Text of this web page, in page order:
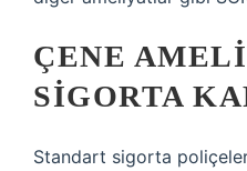
ÇENE
SIGORTA
Standart sigorta